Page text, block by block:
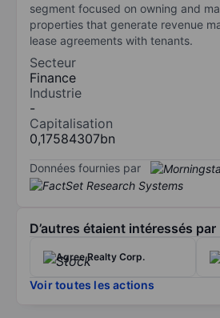
segment focused on owning and
properties that generate revenue
lease agreements with tenants.
Secteur
Finance
Industrie
-
Capitalisation
0,17584307bn
Données fournies par
D’autres étaient intéressés par
Agree Realty Corp.
Voir toutes les actions